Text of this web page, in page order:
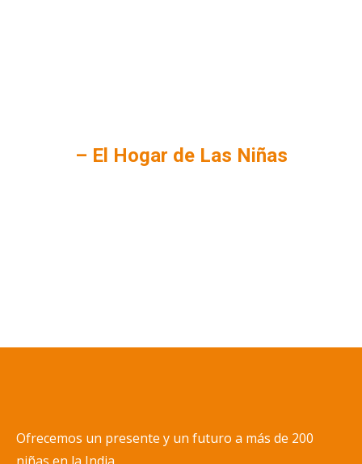
– El Hogar de Las Niñas
Ofrecemos un presente y un futuro a más de 200